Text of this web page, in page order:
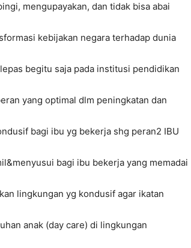
mengupayakan, dan tidak bisa abai
kebijakan negara terhadap dunia
begitu saja pada institusi pendidikan
yang optimal dlm peningkatan dan
bagi ibu yg bekerja shg peran2 IBU
bagi ibu bekerja yang memadai
lingkungan yg kondusif agar ikatan
anak (day care) di lingkungan